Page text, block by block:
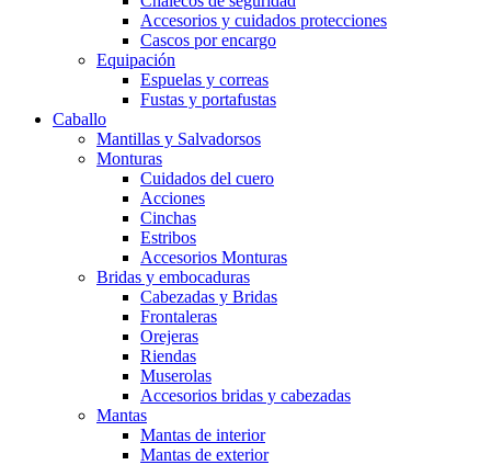
Accesorios y cuidados protecciones
Cascos por encargo
Equipación
Espuelas y correas
Fustas y portafustas
Caballo
Mantillas y Salvadorsos
Monturas
Cuidados del cuero
Acciones
Cinchas
Estribos
Accesorios Monturas
Bridas y embocaduras
Cabezadas y Bridas
Frontaleras
Orejeras
Riendas
Muserolas
Accesorios bridas y cabezadas
Mantas
Mantas de interior
Mantas de exterior